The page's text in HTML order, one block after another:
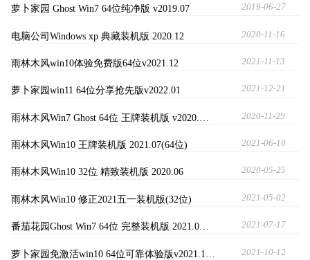
萝卜家园 Ghost Win7 64位纯净版 v2019.07 2019-06-27
电脑公司Windows xp 典藏装机版 2020.12 2020-11-16
雨林木风win10体验免费版64位v2021.12 2021-11-13
萝卜家园win11 64位分享抢先版v2022.01 2021-12-21
雨林木风Win7 Ghost 64位 王牌装机版 v2020.… 2020-11-29
雨林木风Win10 王牌装机版 2021.07(64位) 2021-06-10
雨林木风Win10 32位 精致装机版 2020.06 2020-05-25
雨林木风Win10 修正2021五一装机版(32位) 2021-05-02
番茄花园Ghost Win7 64位 完整装机版 2021.0… 2021-07-17
萝卜家园免激活win10 64位可靠体验版v2021.1… 2021-10-12